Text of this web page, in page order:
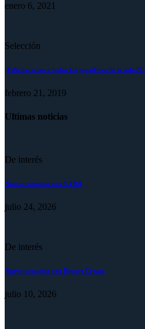
enero 6, 2021
Selección
¡Felicitaciones a todos los jugadores de la sub-20!
febrero 21, 2019
Ultimas noticias
De interés
Nuevo convenio con VYRA
julio 24, 2026
De interés
Nuevo convenio con Deport Cream
julio 10, 2026